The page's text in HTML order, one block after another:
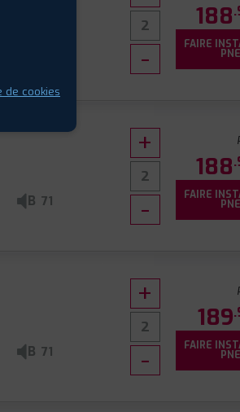
188
FAIRE
B 71
188
FAIRE
B 71
189
FAIRE
de cookies